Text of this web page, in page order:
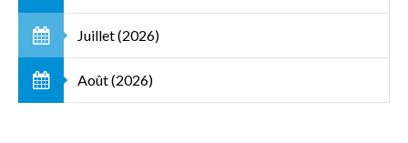
Juillet (2026)
Août (2026)